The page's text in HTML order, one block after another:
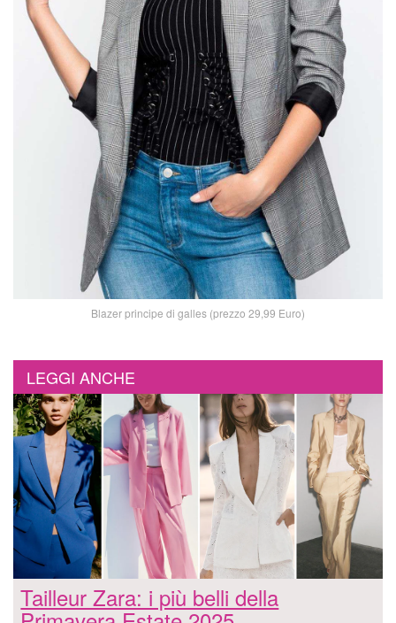
Blazer principe di galles (prezzo 29,99 Euro)
LEGGI ANCHE
Tailleur Zara: i più belli della